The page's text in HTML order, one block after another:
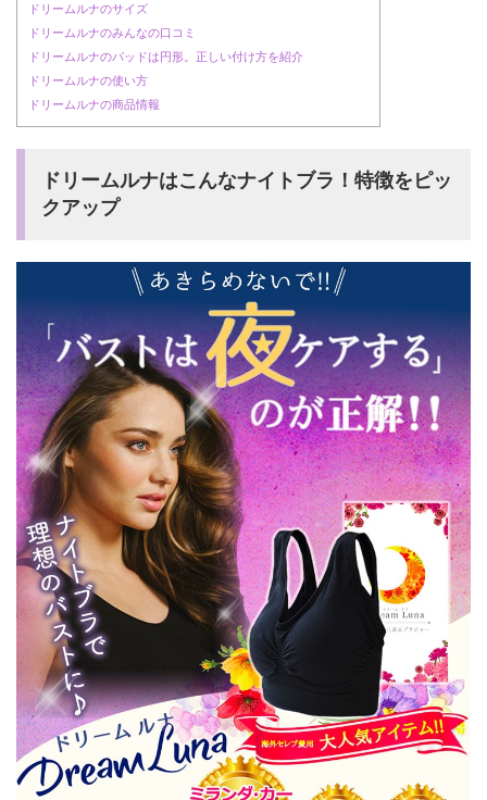
ドリームルナのサイズ
ドリームルナのみんなの口コミ
ドリームルナのパッドは円形。正しい付け方を紹介
ドリームルナの使い方
ドリームルナの商品情報
ドリームルナはこんなナイトブラ！特徴をピッ
クアップ